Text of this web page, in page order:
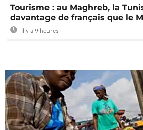
Tourisme : au Maghreb, la
davantage de français que le
Il y a 9 heures